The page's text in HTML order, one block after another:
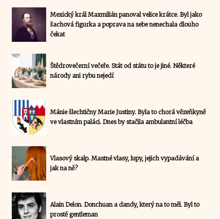
Mexický král Maxmilián panoval velice krátce. Byl jako
šachová figurka a poprava na sebe nenechala dlouho
čekat
Štědrovečerní večeře. Stát od státu to je jiné. Některé
národy ani rybu nejedí
Mánie šlechtičny Marie Justiny. Byla to chorá vězeňkyně
ve vlastním paláci. Dnes by stačila ambulantní léčba
Vlasový skalp. Mastné vlasy, lupy, jejich vypadávání a
jak na ně?
Alain Delon. Donchuan a dandy, který na to měl. Byl to
prostě gentleman